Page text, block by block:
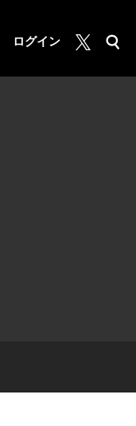
ログイン
月マガ基地
検索